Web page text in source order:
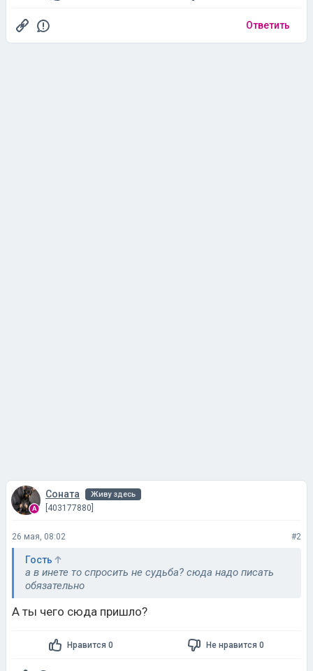
Ответить
Соната Живу здесь
[403177880]
26 мая, 08:02 #2
Гость
а в инете то спросить не судьба? сюда надо писать
обязательно
А ты чего сюда пришло?
Нравится 0 Не нравится 0